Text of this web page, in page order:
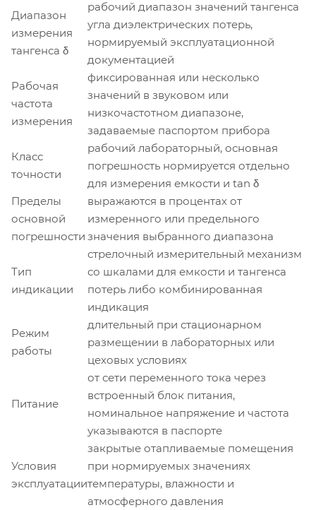
Диапазон
измерения
тангенса δ
рабочий диапазон значений тангенса
угла диэлектрических потерь,
нормируемый эксплуатационной
документацией
Рабочая
частота
измерения
фиксированная или несколько
значений в звуковом или
низкочастотном диапазоне,
задаваемые паспортом прибора
Класс
точности
рабочий лабораторный, основная
погрешность нормируется отдельно
для измерения емкости и tan δ
Пределы
основной
погрешности
выражаются в процентах от
измеренного или предельного
значения выбранного диапазона
Тип
индикации
стрелочный измерительный механизм
со шкалами для емкости и тангенса
потерь либо комбинированная
индикация
Режим
работы
длительный при стационарном
размещении в лабораторных или
цеховых условиях
Питание
от сети переменного тока через
встроенный блок питания,
номинальное напряжение и частота
указываются в паспорте
Условия
эксплуатации
закрытые отапливаемые помещения
при нормируемых значениях
температуры, влажности и
атмосферного давления